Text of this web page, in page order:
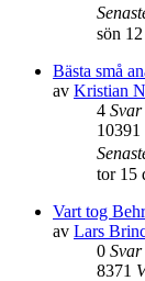
sön
Bästa små
av Kristian
4 Svar
10391
tor 15
Vart tog
av Lars
0 Svar
8371